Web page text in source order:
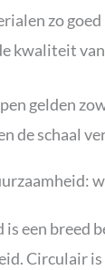
zo
kwaliteit
gelden
de schaal
een breed
Circulair is